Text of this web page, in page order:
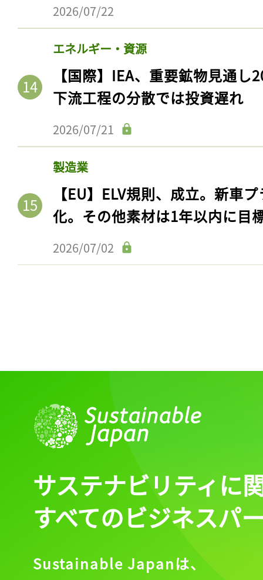
2026/07/22
エネルギー・資源
【国際】IEA、重要鉱物見通
下流工程の分散では投資遅れ
2026/07/21
製造業
【EU】ELV規則、成立。新車
化。その他素材は1年以内に目
2026/07/02
サステナビリティに
すべてのビジネスパ
Sustainable Japanは、